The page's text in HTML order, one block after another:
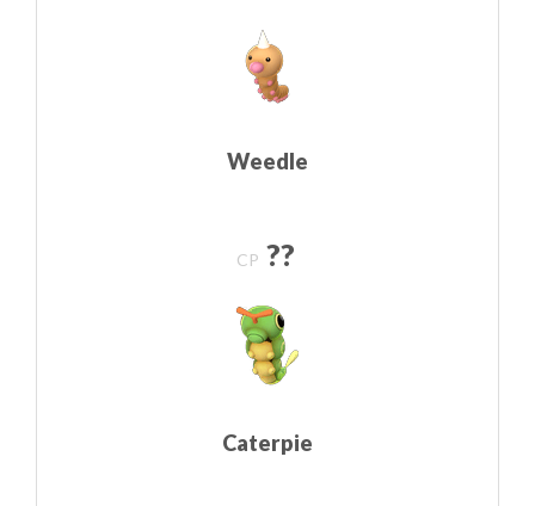
Weedle
CP ??
Caterpie